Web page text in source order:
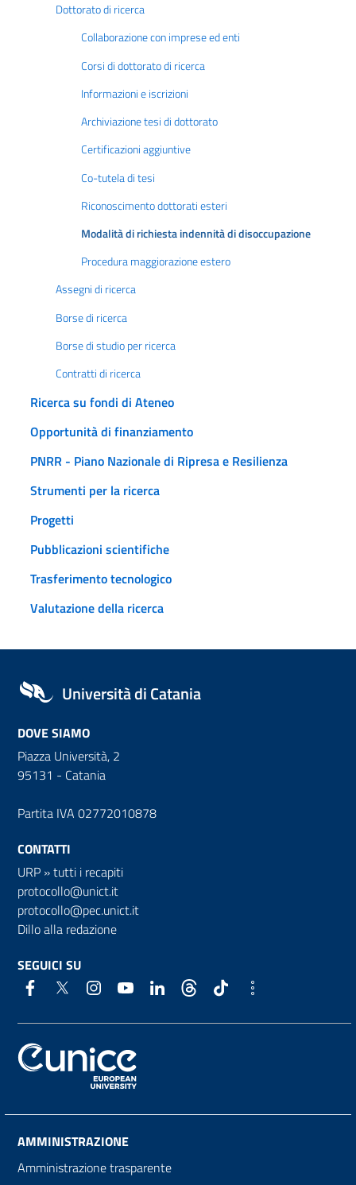
Dottorato di ricerca
Collaborazione con imprese ed enti
Corsi di dottorato di ricerca
Informazioni e iscrizioni
Archiviazione tesi di dottorato
Certificazioni aggiuntive
Co-tutela di tesi
Riconoscimento dottorati esteri
Modalità di richiesta indennità di disoccupazione
Procedura maggiorazione estero
Assegni di ricerca
Borse di ricerca
Borse di studio per ricerca
Contratti di ricerca
Ricerca su fondi di Ateneo
Opportunità di finanziamento
PNRR - Piano Nazionale di Ripresa e Resilienza
Strumenti per la ricerca
Progetti
Pubblicazioni scientifiche
Trasferimento tecnologico
Valutazione della ricerca
Università di Catania
DOVE SIAMO
Piazza Università, 2
95131 - Catania
Partita IVA 02772010878
CONTATTI
URP »tutti i recapiti
protocollo@unict.it
protocollo@pec.unict.it
Dillo alla redazione
SEGUICI SU
AMMINISTRAZIONE
Amministrazione trasparente